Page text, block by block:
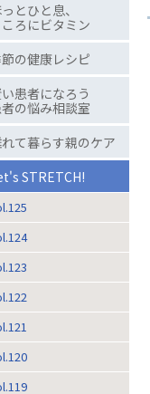
とひと息、
ころにビタミン
の健康レシピ
患者になろう
の悩み相談室
て暮らす親のケア
STRETCH!